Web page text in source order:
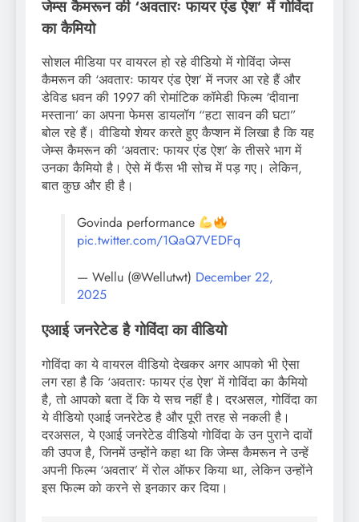
जेम्स कैमरून की ‘अवतारः फायर एंड ऐश’ में गोविंदा
का कैमियो
सोशल मीडिया पर वायरल हो रहे वीडियो में गोविंदा जेम्स
कैमरून की ‘अवतारः फायर एंड ऐश’ में नजर आ रहे हैं और
डेविड धवन की 1997 की रोमांटिक कॉमेडी फिल्म ‘दीवाना
मस्ताना’ का अपना फेमस डायलॉग “हटा सावन की घटा”
बोल रहे हैं। वीडियो शेयर करते हुए कैप्शन में लिखा है कि यह
जेम्स कैमरून की ‘अवतार: फायर एंड ऐश’ के तीसरे भाग में
उनका कैमियो है। ऐसे में फैंस भी सोच में पड़ गए। लेकिन,
बात कुछ और ही है।
Govinda performance
pic.twitter.com/1QaQ7VEDFq
— Wellu (@Wellutwt) December 22,
2025
एआई जनरेटेड है गोविंदा का वीडियो
गोविंदा का ये वायरल वीडियो देखकर अगर आपको भी ऐसा
लग रहा है कि ‘अवतारः फायर एंड ऐश’ में गोविंदा का कैमियो
है, तो आपको बता दें कि ये सच नहीं है। दरअसल, गोविंदा का
ये वीडियो एआई जनरेटेड है और पूरी तरह से नकली है।
दरअसल, ये एआई जनरेटेड वीडियो गोविंदा के उन पुराने दावों
की उपज है, जिनमें उन्होंने कहा था कि जेम्स कैमरून ने उन्हें
अपनी फिल्म ‘अवतार’ में रोल ऑफर किया था, लेकिन उन्होंने
इस फिल्म को करने से इनकार कर दिया।